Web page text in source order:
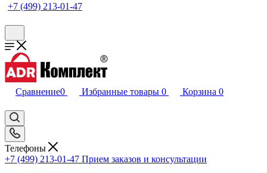
+7 (499) 213-01-47
Сравнение0 Избранные товары 0 Корзина 0
Телефоны
+7 (499) 213-01-47 Прием заказов и консультации